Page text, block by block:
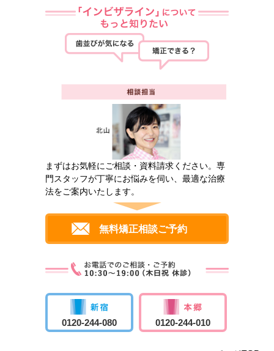
まずはお気軽にご相談・資料請求ください。専
門スタッフが丁寧にお悩みを伺い、最適な治療
法をご案内いたします。
無料矯正相談ご予約
0120-244-080 0120-244-010